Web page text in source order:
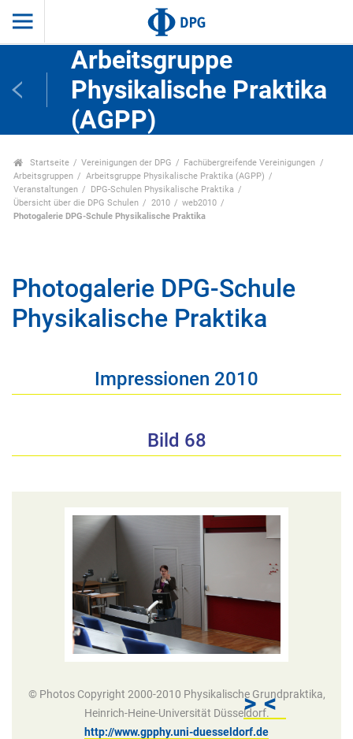
Arbeitsgruppe
Physikalische Praktika
(AGPP)
Startseite Vereinigungen der DPG
Fachübergreifende Vereinigungen
Arbeitsgruppen
Arbeitsgruppe Physikalische Praktika (AGPP)
Veranstaltungen
DPG-Schulen Physikalische Praktika
Übersicht über die DPG Schulen
2010
web2010
Photogalerie DPG-Schule Physikalische Praktika
Photogalerie DPG-Schule
Physikalische Praktika
Impressionen 2010
Bild 68
<
>
© Photos Copyright 2000-2010 Physikalische Grundpraktika,
Heinrich-Heine-Universität Düsseldorf.
http://www.gpphy.uni-duesseldorf.de